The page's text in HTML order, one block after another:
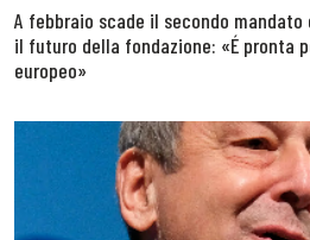
A febbraio scade il secondo
il futuro della fondazione: «É pronta
europeo»